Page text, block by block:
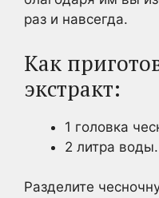
раз и навсегда.
Как
экстракт:
1 головка
2 литра воды.
Разделите